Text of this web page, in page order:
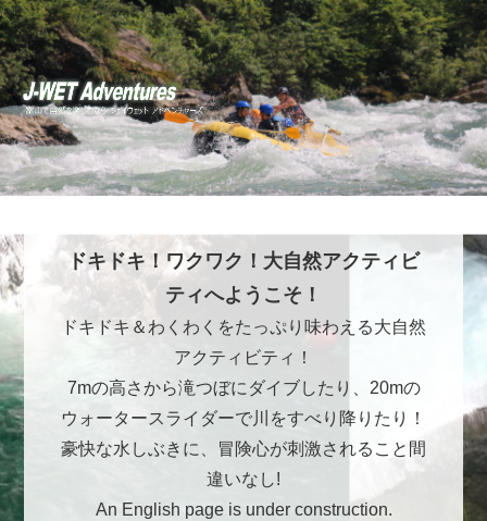
ドキドキ！ワクワク！大自然アクティビ
ティへようこそ！
ドキドキ＆わくわくをたっぷり味わえる大自然
アクティビティ！
7mの高さから滝つぼにダイブしたり、20mの
ウォータースライダーで川をすべり降りたり！
豪快な水しぶきに、冒険心が刺激されること間
違いなし!
An English page is under construction.